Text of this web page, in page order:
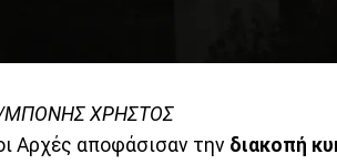
ΜΠΟΝΗΣ ΧΡΗΣΤΟΣ
Αρχές αποφάσισαν την διακοπή